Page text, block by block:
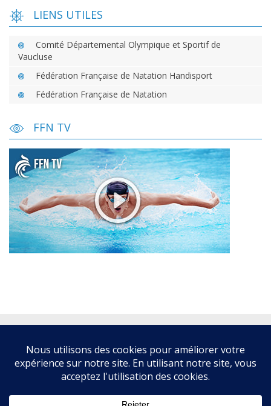
LIENS UTILES
Comité Départemental Olympique et Sportif de
Vaucluse
Fédération Française de Natation Handisport
Fédération Française de Natation
FFN TV